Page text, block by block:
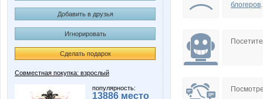
Добавить в друзья
Игнорировать
Сделать подарок
Совместная покупка: взрослый
популярность:
13886 место
Beatrisa
IrinaKolc Ironeya
блогеров.